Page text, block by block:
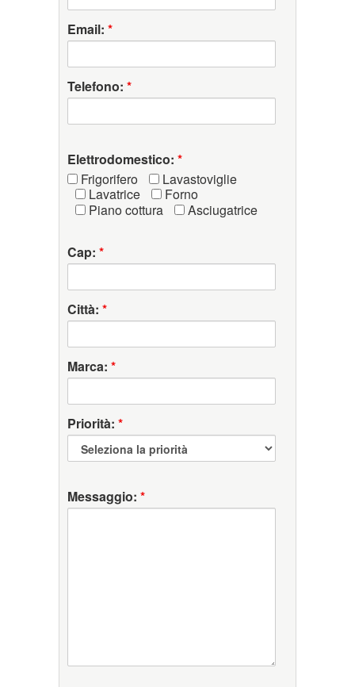
Email: *
Telefono: *
Elettrodomestico: *
Frigorifero
Lavastoviglie
Lavatrice
Forno
Piano cottura
Asciugatrice
Cap: *
Città: *
Marca: *
Priorità: *
Messaggio: *